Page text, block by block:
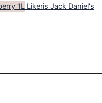
Likeris Jack Daniel's